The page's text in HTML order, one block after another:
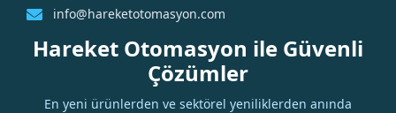
info@hareketotomasyon.com
Hareket Otomasyon ile Güvenli
Çözümler
En yeni ürünlerden ve sektörel yeniliklerden anında